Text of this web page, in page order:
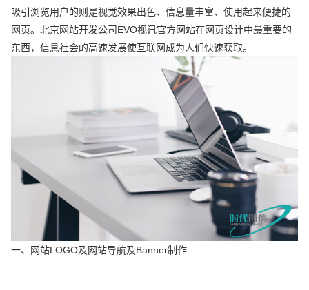
吸引浏览用户的则是视觉效果出色、信息量丰富、使用起来便捷的
网页。北京网站开发公司EVO视讯官方网站在网页设计中最重要的
东西，信息社会的高速发展使互联网成为人们快速获取。
一、网站LOGO及网站导航及Banner制作